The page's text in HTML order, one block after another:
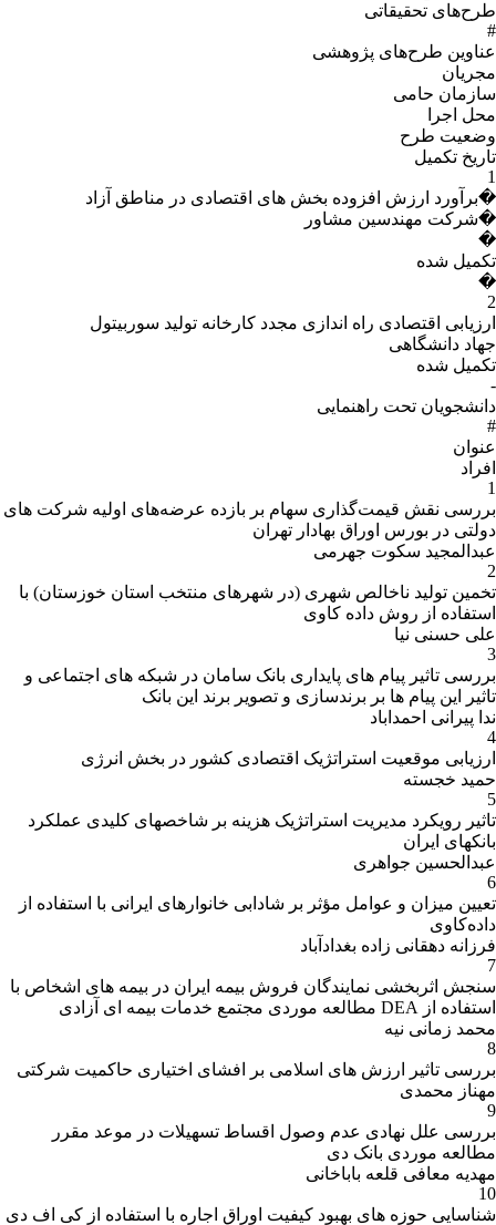
طرح‌های تحقیقاتی
#
عناوین طرح‌هاى پژوهشى
مجریان
سازمان حامى
محل اجرا
وضعیت طرح
تاریخ تکمیل
1
�برآورد ارزش افزوده بخش های اقتصادی در مناطق آزاد
�شرکت مهندسین مشاور
�
تکمیل شده
�
2
ارزیابی اقتصادی راه اندازی مجدد کارخانه تولید سوربیتول
جهاد دانشگاهی
تکمیل شده
-
دانشجویان تحت راهنمایی
#
عنوان
افراد
1
بررسی نقش قیمت‌گذاری سهام بر بازده عرضه‌های اولیه شرکت های
دولتی در بورس اوراق بهادار تهران
عبدالمجید سکوت جهرمی
2
تخمین تولید ناخالص شهری (در شهرهای منتخب استان خوزستان) با
استفاده از روش داده کاوی
علی حسنی نیا
3
بررسی تاثیر پیام های پایداری بانک سامان در شبکه های اجتماعی و
تاثیر این پیام ها بر برندسازی و تصویر برند این بانک
ندا پیرانی احمداباد
4
ارزیابی موقعیت استراتژیک اقتصادی کشور در بخش انرژی
حمید خجسته
5
تاثیر رویکرد مدیریت استراتژیک هزینه بر شاخصهای کلیدی عملکرد
بانکهای ایران
عبدالحسین جواهری
6
تعیین میزان و عوامل مؤثر بر شادابی خانوارهای ایرانی با استفاده از
داده‌کاوی
فرزانه دهقانی زاده بغدادآباد
7
سنجش اثربخشی نمایندگان فروش بیمه ایران در بیمه های اشخاص با
استفاده از DEA مطالعه موردی مجتمع خدمات بیمه ای آزادی
محمد زمانی نیه
8
بررسی تاثیر ارزش های اسلامی بر افشای اختیاری حاکمیت شرکتی
مهناز محمدی
9
بررسی علل نهادی عدم وصول اقساط تسهیلات در موعد مقرر
مطالعه موردی بانک دی
مهدیه معافی قلعه باباخانی
10
شناسایی حوزه های بهبود کیفیت اوراق اجاره با استفاده از کی اف دی